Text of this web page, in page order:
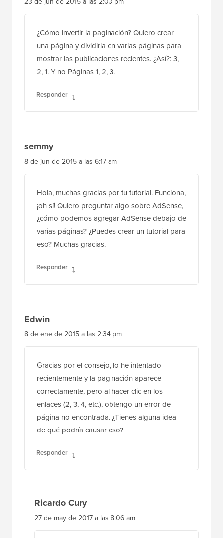
¿Cómo invertir la paginación? Quiero crear
una página y dividirla en varias páginas para
mostrar las publicaciones recientes. ¿Así?: 3,
2, 1. Y no Páginas 1, 2, 3.
Responder
semmy
8 de jun de 2015 a las 6:17 am
Hola, muchas gracias por tu tutorial. Funciona,
¡oh sí! Quiero preguntar algo sobre AdSense,
¿cómo podemos agregar AdSense debajo de
varias páginas? ¿Puedes crear un tutorial para
eso? Muchas gracias.
Responder
Edwin
8 de ene de 2015 a las 2:34 pm
Gracias por el consejo, lo he intentado
recientemente y la paginación aparece
correctamente, pero al hacer clic en los
enlaces (2, 3, 4, etc.), obtengo un error de
página no encontrada. ¿Tienes alguna idea
de qué podría causar eso?
Responder
Ricardo Cury
27 de may de 2017 a las 8:06 am